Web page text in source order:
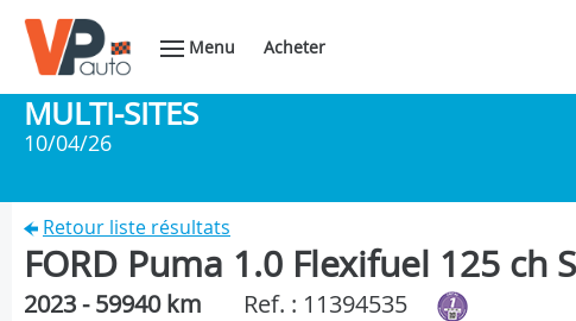
Menu Acheter
MULTI-SITES
10/04/26
Retour liste résultats
FORD Puma 1.0 Flexifuel 125 ch
2023 - 59940 km Ref. : 11394535